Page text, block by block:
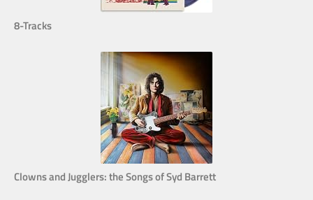
8-Tracks
Clowns and Jugglers: the Songs of Syd Barrett